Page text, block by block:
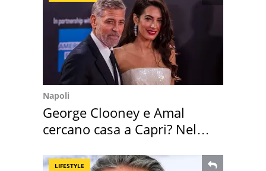
Napoli
George Clooney e Amal
cercano casa a Capri? Nel
LIFESTYLE